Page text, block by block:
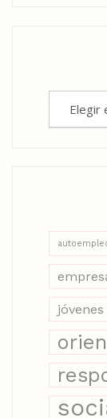
jóvenes